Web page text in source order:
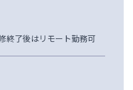
終了後はリモート勤務可